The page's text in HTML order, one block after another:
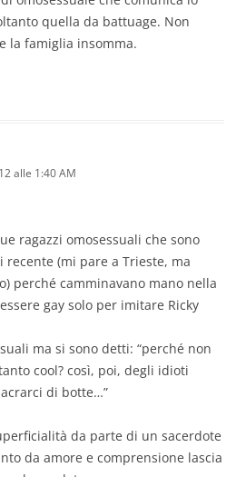
quella da battuage. Non
la famiglia insomma.
alle 1:40 AM
ragazzi omosessuali che sono
(mi pare a Trieste, ma
perché camminavano mano nella
gay solo per imitare Ricky
ma si sono detti: “perché non
cool? così, poi, degli idioti
di botte…”
da parte di un sacerdote
da amore e comprensione lascia